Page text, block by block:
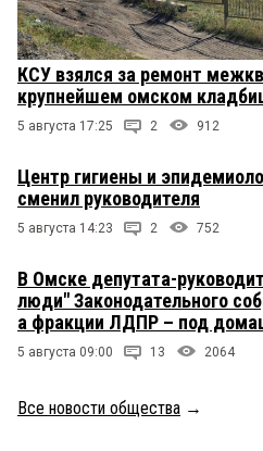
КСУ взялся за ремонт
крупнейшем омском
5 августа 17:25 2 912
Центр гигиены и
сменил руководителя
5 августа 14:23 2 752
В Омске депутата-
люди" Законодательного
а фракции ЛДПР – под
5 августа 09:00 13 2064
Все новости общества →